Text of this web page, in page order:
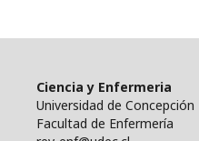
Ciencia y Enfermeria
Universidad de Concepción
Facultad de Enfermería